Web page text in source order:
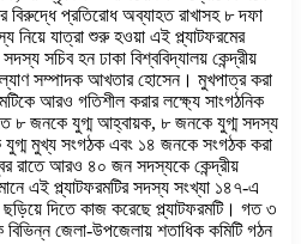
বিরুদ্ধে প্রতিরোধ অব্যাহত রাখাসহ ৮ দফা
নিয়ে যাত্রা শুরু হওয়া এই প্ল্যাটফরমের
সচিব হন ঢাকা বিশ্ববিদ্যালয় কেন্দ্রীয়
সম্পাদক আখতার হোসেন। মুখপাত্র করা
আরও গতিশীল করার লক্ষ্যে সাংগঠনিক
৮ জনকে যুগ্ম আহ্বায়ক, ৮ জনকে যুগ্ম সদস্য
মুখ্য সংগঠক এবং ১৪ জনকে সংগঠক করা
রাতে আরও ৪০ জন সদস্যকে কেন্দ্রীয়
এই প্ল্যাটফরমটির সদস্য সংখ্যা ১৪৭-এ
ছড়িয়ে দিতে কাজ করেছে প্ল্যাটফরমটি। গত ৩
জেলা-উপজেলায় শতাধিক কমিটি গঠন